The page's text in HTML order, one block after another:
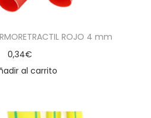
ROJO 4 mm
0,34€
al carrito